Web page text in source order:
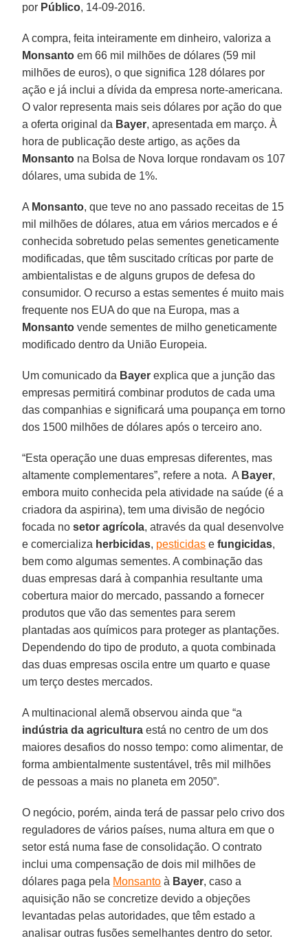
por Público, 14-09-2016.
A compra, feita inteiramente em dinheiro, valoriza a
Monsanto em 66 mil milhões de dólares (59 mil
milhões de euros), o que significa 128 dólares por
ação e já inclui a dívida da empresa norte-americana.
O valor representa mais seis dólares por ação do que
a oferta original da Bayer, apresentada em março. À
hora de publicação deste artigo, as ações da
Monsanto na Bolsa de Nova Iorque rondavam os 107
dólares, uma subida de 1%.
A Monsanto, que teve no ano passado receitas de 15
mil milhões de dólares, atua em vários mercados e é
conhecida sobretudo pelas sementes geneticamente
modificadas, que têm suscitado críticas por parte de
ambientalistas e de alguns grupos de defesa do
consumidor. O recurso a estas sementes é muito mais
frequente nos EUA do que na Europa, mas a
Monsanto vende sementes de milho geneticamente
modificado dentro da União Europeia.
Um comunicado da Bayer explica que a junção das
empresas permitirá combinar produtos de cada uma
das companhias e significará uma poupança em torno
dos 1500 milhões de dólares após o terceiro ano.
“Esta operação une duas empresas diferentes, mas
altamente complementares”, refere a nota. A Bayer,
embora muito conhecida pela atividade na saúde (é a
criadora da aspirina), tem uma divisão de negócio
focada nosetor agrícola, através da qual desenvolve
e comercializa herbicidas, pesticidas efungicidas,
bem como algumas sementes. A combinação das
duas empresas dará à companhia resultante uma
cobertura maior do mercado, passando a fornecer
produtos que vão das sementes para serem
plantadas aos químicos para proteger as plantações.
Dependendo do tipo de produto, a quota combinada
das duas empresas oscila entre um quarto e quase
um terço destes mercados.
A multinacional alemã observou ainda que “a
indústria da agricultura está no centro de um dos
maiores desafios do nosso tempo: como alimentar, de
forma ambientalmente sustentável, três mil milhões
de pessoas a mais no planeta em 2050”.
O negócio, porém, ainda terá de passar pelo crivo dos
reguladores de vários países, numa altura em que o
setor está numa fase de consolidação. O contrato
inclui uma compensação de dois mil milhões de
dólares paga pela Monsanto à Bayer, caso a
aquisição não se concretize devido a objeções
levantadas pelas autoridades, que têm estado a
analisar outras fusões semelhantes dentro do setor.